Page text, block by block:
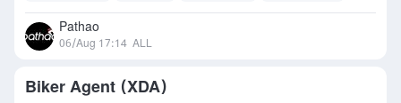
Pathao
06/Aug 17:14 ALL
Biker Agent (XDA)